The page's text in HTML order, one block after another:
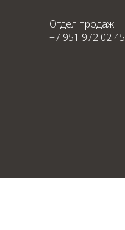
Отдел продаж:
+7 951 972 02 45